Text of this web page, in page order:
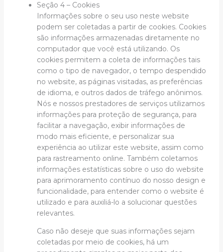
Seção 4 – Cookies
Informações sobre o seu uso neste website
podem ser coletadas a partir de cookies. Cookies
são informações armazenadas diretamente no
computador que você está utilizando. Os
cookies permitem a coleta de informações tais
como o tipo de navegador, o tempo despendido
no website, as páginas visitadas, as preferências
de idioma, e outros dados de tráfego anônimos.
Nós e nossos prestadores de serviços utilizamos
informações para proteção de segurança, para
facilitar a navegação, exibir informações de
modo mais eficiente, e personalizar sua
experiência ao utilizar este website, assim como
para rastreamento online. Também coletamos
informações estatísticas sobre o uso do website
para aprimoramento contínuo do nosso design e
funcionalidade, para entender como o website é
utilizado e para auxiliá-lo a solucionar questões
relevantes.
Caso não deseje que suas informações sejam
coletadas por meio de cookies, há um